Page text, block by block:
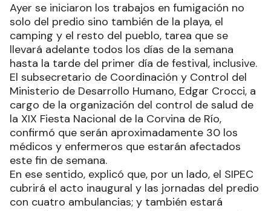
Ayer se iniciaron los trabajos en fumigación no
solo del predio sino también de la playa, el
camping y el resto del pueblo, tarea que se
llevará adelante todos los días de la semana
hasta la tarde del primer día de festival, inclusive.
El subsecretario de Coordinación y Control del
Ministerio de Desarrollo Humano, Edgar Crocci, a
cargo de la organización del control de salud de
la XIX Fiesta Nacional de la Corvina de Río,
confirmó que serán aproximadamente 30 los
médicos y enfermeros que estarán afectados
este fin de semana.
En ese sentido, explicó que, por un lado, el SIPEC
cubrirá el acto inaugural y las jornadas del predio
con cuatro ambulancias; y también estará